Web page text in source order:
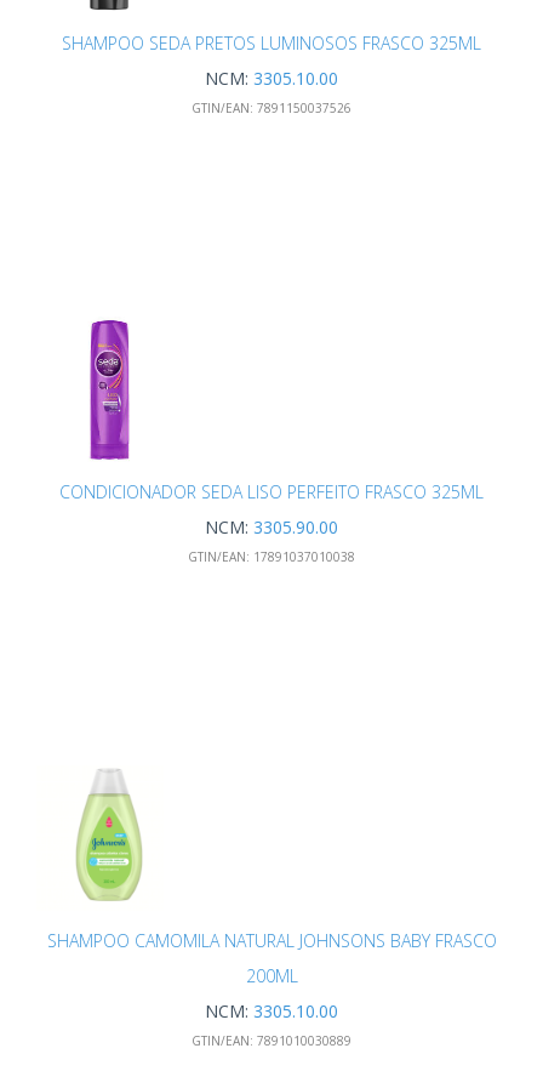
SHAMPOO SEDA PRETOS LUMINOSOS FRASCO 325ML
NCM: 3305.10.00
GTIN/EAN: 7891150037526
CONDICIONADOR SEDA LISO PERFEITO FRASCO 325ML
NCM: 3305.90.00
GTIN/EAN: 17891037010038
SHAMPOO CAMOMILA NATURAL JOHNSONS BABY FRASCO
200ML
NCM: 3305.10.00
GTIN/EAN: 7891010030889